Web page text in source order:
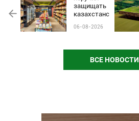
защищать
казахстанские
чёрного пиара
06-08-2026
ВСЕ НОВОСТИ